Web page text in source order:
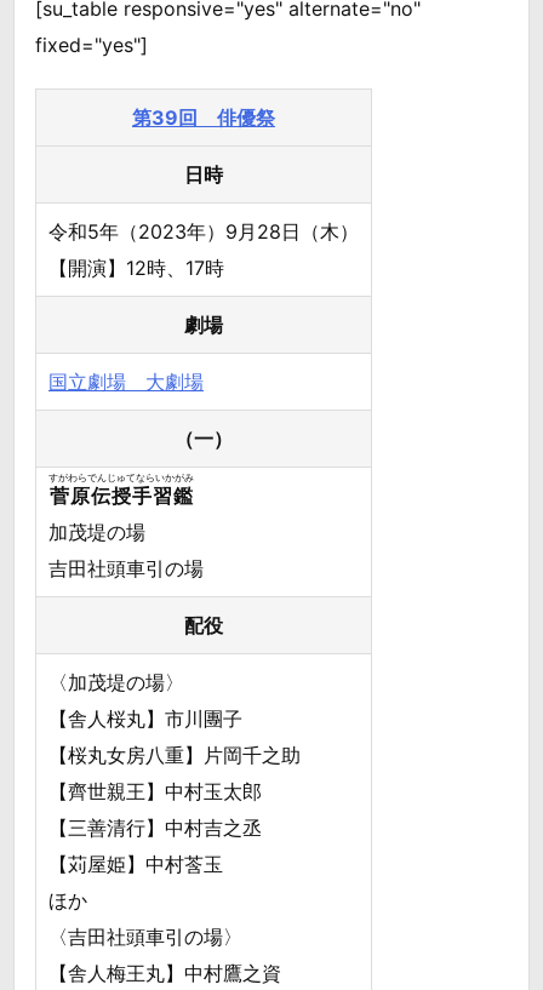
[su_table responsive="yes" alternate="no"
fixed="yes"]
第39回 俳優祭
日時
令和5年（2023年）9月28日（木）
【開演】12時、17時
劇場
国立劇場 大劇場
（一）
菅原伝授手習鑑
すがわらでんじゅてならいかがみ
加茂堤の場
吉田社頭車引の場
配役
〈加茂堤の場〉
【舎人桜丸】市川團子
【桜丸女房八重】片岡千之助
【齊世親王】中村玉太郎
【三善清行】中村吉之丞
【苅屋姫】中村莟玉
ほか
〈吉田社頭車引の場〉
【舎人梅王丸】中村鷹之資